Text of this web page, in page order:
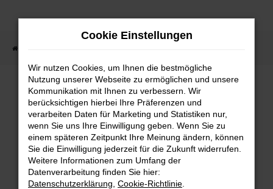
Zum
Fehler: Network Error
Beim Laden ist ein Fehler aufgetreten.
Hier sind ein paar Tipps, die dir helfen
können:
Cookie Einstellungen
Wir nutzen Cookies, um Ihnen die bestmögliche
Nutzung unserer Webseite zu ermöglichen und unsere
Kommunikation mit Ihnen zu verbessern. Wir
berücksichtigen hierbei Ihre Präferenzen und
verarbeiten Daten für Marketing und Statistiken nur,
wenn Sie uns Ihre Einwilligung geben. Wenn Sie zu
einem späteren Zeitpunkt Ihre Meinung ändern, können
Sie die Einwilligung jederzeit für die Zukunft widerrufen.
Weitere Informationen zum Umfang der
Datenverarbeitung finden Sie hier:
Datenschutzerklärung Cookie-Richtlinie